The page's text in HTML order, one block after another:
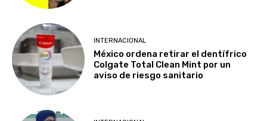
INTERNACIONAL
México ordena retirar el dentífrico
Colgate Total Clean Mint por un
aviso de riesgo sanitario